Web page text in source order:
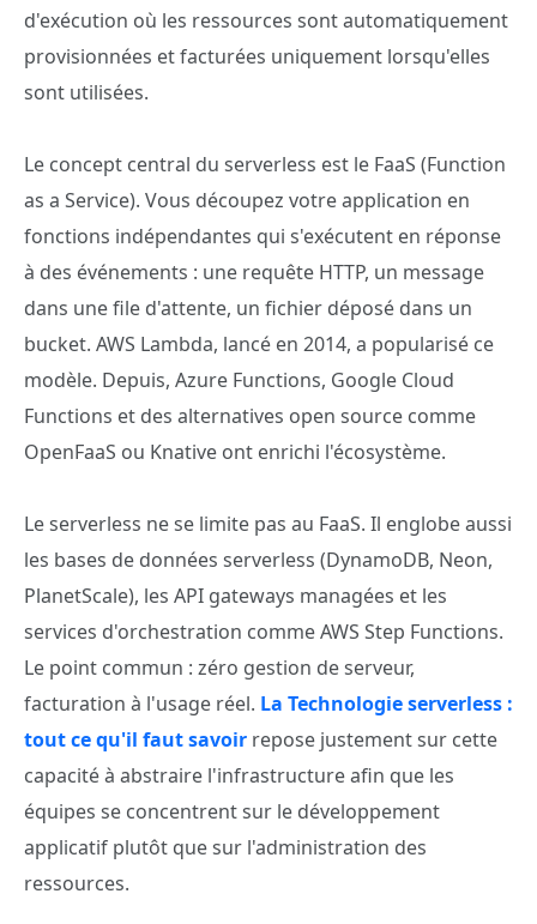
d'exécution où les ressources sont automatiquement
provisionnées et facturées uniquement lorsqu'elles
sont utilisées.
Le concept central du serverless est le FaaS (Function
as a Service). Vous découpez votre application en
fonctions indépendantes qui s'exécutent en réponse
à des événements : une requête HTTP, un message
dans une file d'attente, un fichier déposé dans un
bucket. AWS Lambda, lancé en 2014, a popularisé ce
modèle. Depuis, Azure Functions, Google Cloud
Functions et des alternatives open source comme
OpenFaaS ou Knative ont enrichi l'écosystème.
Le serverless ne se limite pas au FaaS. Il englobe aussi
les bases de données serverless (DynamoDB, Neon,
PlanetScale), les API gateways managées et les
services d'orchestration comme AWS Step Functions.
Le point commun : zéro gestion de serveur,
facturation à l'usage réel. La Technologie serverless :
tout ce qu'il faut savoir repose justement sur cette
capacité à abstraire l'infrastructure afin que les
équipes se concentrent sur le développement
applicatif plutôt que sur l'administration des
ressources.